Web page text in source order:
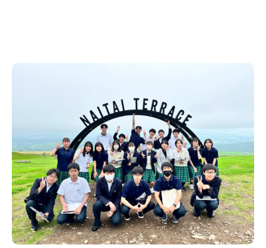
等学校鹿児島県立古仁屋高等学校沖縄県立久米島高等学校私
立高校国際高等専門学校（石川県）開志国際高等学校(新潟県)
広島三育学院高等学校(広島県) ※2日目のみ参加
しいなど、ご希望をぜひ聞かせていただければと思います。お
3014メール：kami-hs01@kamishihoro-edu.net